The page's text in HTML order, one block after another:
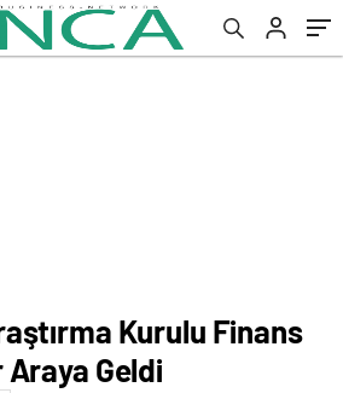
Kurulu Finans
Geldi